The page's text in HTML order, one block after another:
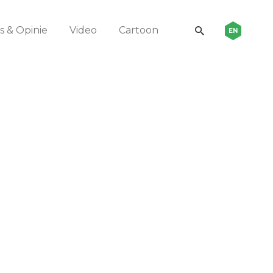
& Opinie Video Cartoon EN